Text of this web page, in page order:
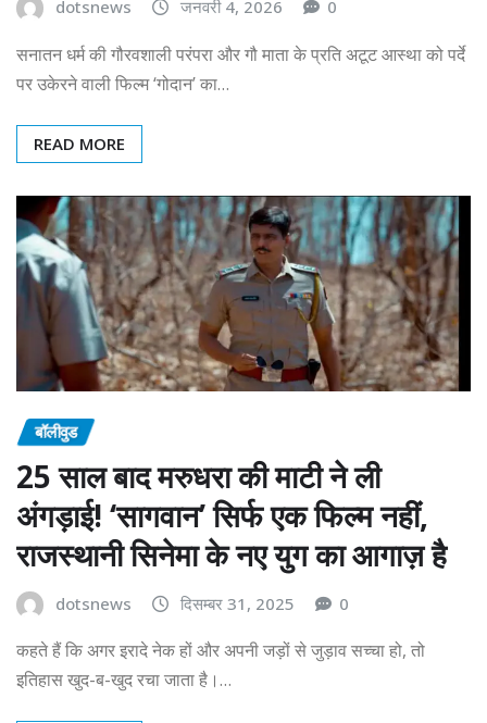
dotsnews जनवरी 4, 2026 0
सनातन धर्म की गौरवशाली परंपरा और गौ माता के प्रति अटूट आस्था को पर्दे
पर उकेरने वाली फिल्म ‘गोदान’ का…
READ MORE
बॉलीवुड
25 साल बाद मरुधरा की माटी ने ली
अंगड़ाई! ‘सागवान’ सिर्फ एक फिल्म नहीं,
राजस्थानी सिनेमा के नए युग का आगाज़ है
dotsnews दिसम्बर 31, 2025 0
कहते हैं कि अगर इरादे नेक हों और अपनी जड़ों से जुड़ाव सच्चा हो, तो
इतिहास खुद-ब-खुद रचा जाता है।…